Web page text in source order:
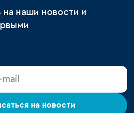
наши новости и
на новости